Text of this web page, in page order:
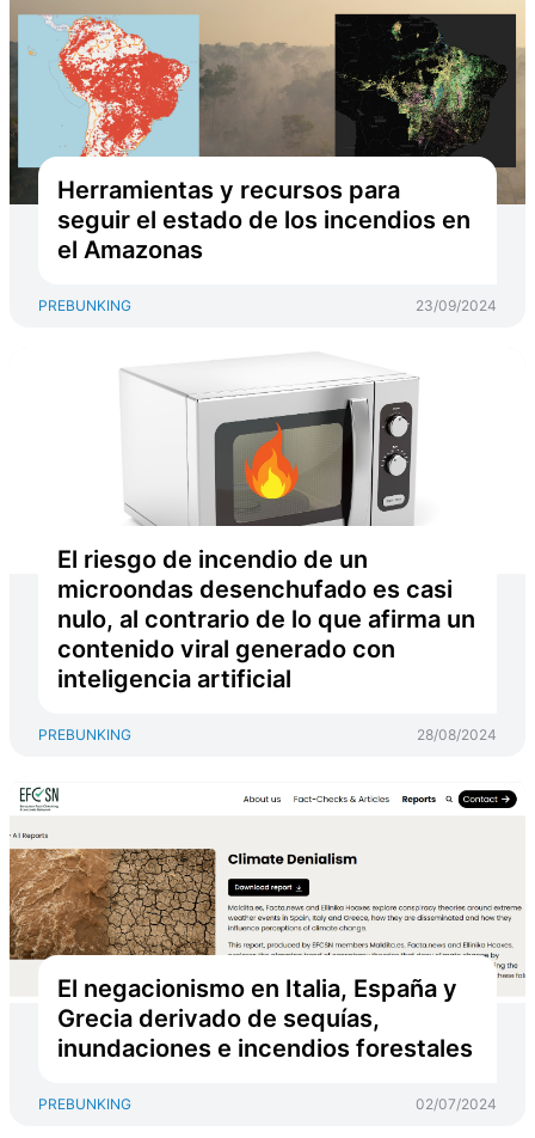
Herramientas y recursos para
seguir el estado de los incendios en
el Amazonas
PREBUNKING 23/09/2024
El riesgo de incendio de un
microondas desenchufado es casi
nulo, al contrario de lo que afirma un
contenido viral generado con
inteligencia artificial
PREBUNKING 28/08/2024
El negacionismo en Italia, España y
Grecia derivado de sequías,
inundaciones e incendios forestales
PREBUNKING 02/07/2024